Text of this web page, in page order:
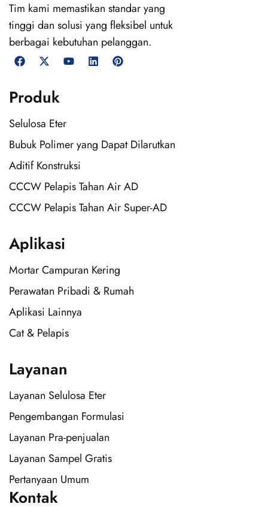
Tim kami memastikan standar yang
tinggi dan solusi yang fleksibel untuk
berbagai kebutuhan pelanggan.
Produk
Selulosa Eter
Bubuk Polimer yang Dapat Dilarutkan
Aditif Konstruksi
CCCW Pelapis Tahan Air AD
CCCW Pelapis Tahan Air Super-AD
Aplikasi
Mortar Campuran Kering
Perawatan Pribadi & Rumah
Aplikasi Lainnya
Cat & Pelapis
Layanan
Layanan Selulosa Eter
Pengembangan Formulasi
Layanan Pra-penjualan
Layanan Sampel Gratis
Pertanyaan Umum
Kontak